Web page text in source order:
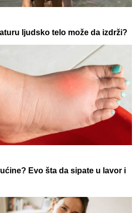
ljudsko telo može da izdrži?
Evo šta da sipate u lavor i